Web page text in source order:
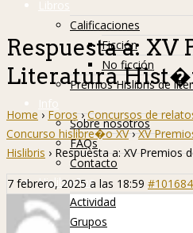
Libros
Calificaciones
Ficción
No ficción
Premios Hislibris de
Info
Sobre nosotros
FAQs
Contacto
Hislibreños
Actividad
Grupos
Respuesta a: XV
Literatura
Home › Foros › Concursos de
Concurso hislibre�o XV › XV
Hislibris › Respuesta a: XV Premios
7 febrero, 2025 a las 18:59 #101684